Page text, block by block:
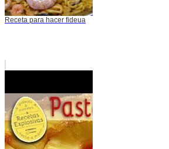
Receta para hacer fideua